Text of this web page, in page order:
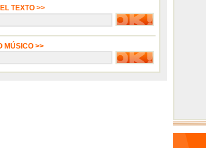
TEXTO >>
MÚSICO >>